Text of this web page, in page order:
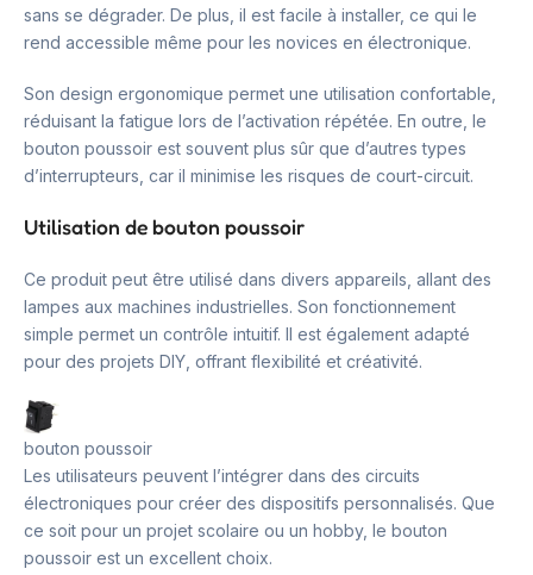
sans se dégrader. De plus, il est facile à installer, ce qui le
rend accessible même pour les novices en électronique.
Son design ergonomique permet une utilisation confortable,
réduisant la fatigue lors de l’activation répétée. En outre, le
bouton poussoir est souvent plus sûr que d’autres types
d’interrupteurs, car il minimise les risques de court-circuit.
Utilisation de bouton poussoir
Ce produit peut être utilisé dans divers appareils, allant des
lampes aux machines industrielles. Son fonctionnement
simple permet un contrôle intuitif. Il est également adapté
pour des projets DIY, offrant flexibilité et créativité.
bouton poussoir
Les utilisateurs peuvent l’intégrer dans des circuits
électroniques pour créer des dispositifs personnalisés. Que
ce soit pour un projet scolaire ou un hobby, le bouton
poussoir est un excellent choix.